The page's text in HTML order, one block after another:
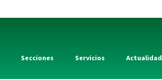
Secciones Servicios Actualidad